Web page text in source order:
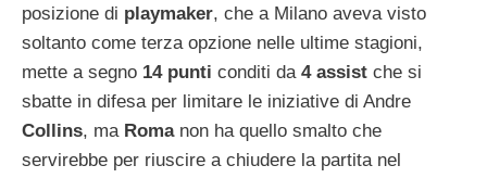
posizione di playmaker, che a Milano aveva visto
soltanto come terza opzione nelle ultime stagioni,
mette a segno 14 punti conditi da 4 assist che si
sbatte in difesa per limitare le iniziative di Andre
Collins, ma Romanon ha quello smalto che
servirebbe per riuscire a chiudere la partita nel